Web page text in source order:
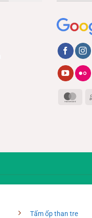
Tấm ốp than tre